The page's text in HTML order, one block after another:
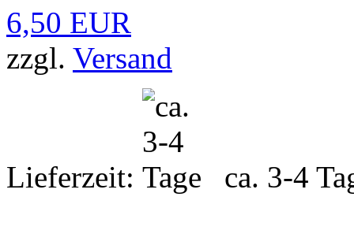
6,50 EUR
zzgl. Versand
Lieferzeit: ca. 3-4